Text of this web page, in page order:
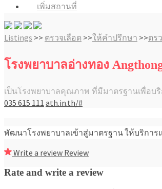
เพิ่มสถานที่
Listings >> ตรวจเลือด >>ให้คำปรึกษา >>ตร
โรงพยาบาลอ่างทอง
เป็นโรงพยาบาลคุณภาพ ที่มีมาตรฐานเพื่อบ
035 615 111 ath.in.th/#
พัฒนาโรงพยาบาลเข้าสู่มาตรฐาน ให้บริกา
Write a review Review
Rate and write a review